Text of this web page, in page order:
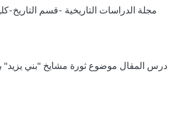
مجلة الدراسات التاريخية -قسم التاريخ-
درس المقال موضوع ثورة مشايخ "بني يزيد"